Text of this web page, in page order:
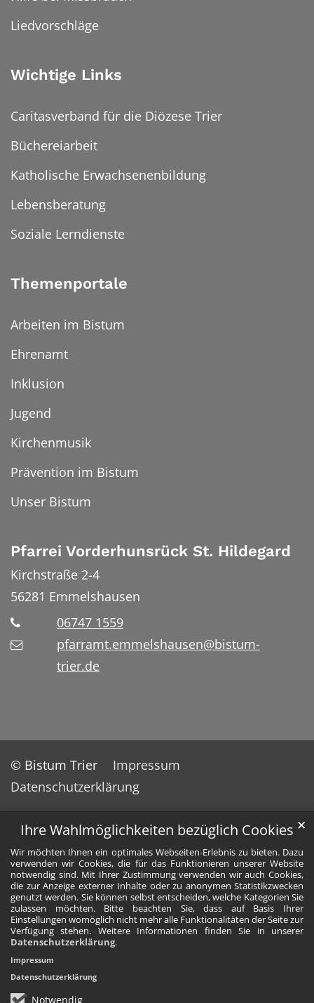
Ihre Wahlmöglichkeiten bezüglich Cookies
Wir möchten Ihnen ein optimales Webseiten-Erlebnis zu bieten. Dazu
verwenden wir Cookies, die für das Funktionieren unserer Website
notwendig sind. Mit Ihrer Zustimmung verwenden wir auch Cookies,
die zur Anzeige externer Inhalte oder zu anonymen Statistikzwecken
genutzt werden. Sie können selbst entscheiden, welche Kategorien Sie
zulassen möchten. Bitte beachten Sie, dass auf Basis Ihrer
Einstellungen womöglich nicht mehr alle Funktionalitäten der Seite zur
Verfügung stehen. Weitere Informationen finden Sie in unserer
Datenschutzerklärung.
Notwendig
✕
Impressum
Datenschutzerklärung
Liedvorschläge
Wichtige Links
Caritasverband für die Diözese Trier
Büchereiarbeit
Katholische Erwachsenenbildung
Lebensberatung
Soziale Lerndienste
Themenportale
Arbeiten im Bistum
Ehrenamt
Inklusion
Jugend
Kirchenmusik
Prävention im Bistum
Unser Bistum
Pfarrei Vorderhunsrück St. Hildegard
Kirchstraße 2-4
56281 Emmelshausen
06747 1559
pfarramt.emmelshausen@bistum-
trier.de
© Bistum Trier
Impressum
Datenschutzerklärung